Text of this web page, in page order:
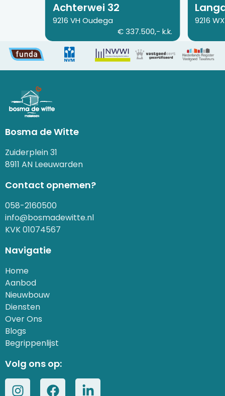
Achterwei 32
9216 VH Oudega
€ 337.500,- k.k.
9216
Bosma de Witte
Zuiderplein 31
8911 AN Leeuwarden
Contact opnemen?
058-2160500
info@bosmadewitte.nl
KVK 01074567
Navigatie
Home
Aanbod
Nieuwbouw
Diensten
Over Ons
Blogs
Begrippenlijst
Volg ons op: